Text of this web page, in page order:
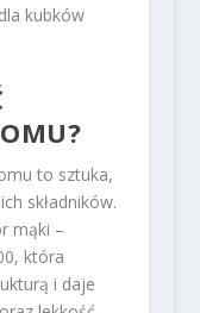
kubków
to sztuka,
składników.
mąki –
która
i daje